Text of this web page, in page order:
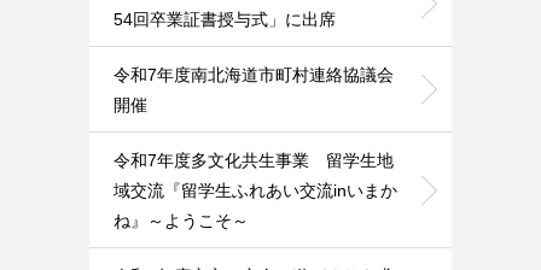
54回卒業証書授与式」に出席
令和7年度南北海道市町村連絡協議会
開催
令和7年度多文化共生事業 留学生地
域交流『留学生ふれあい交流inいまか
ね』～ようこそ～